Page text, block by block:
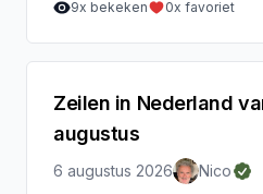
9x bekeken 0x favoriet
Zeilen in Nederland
augustus
6 augustus 2026 Nico